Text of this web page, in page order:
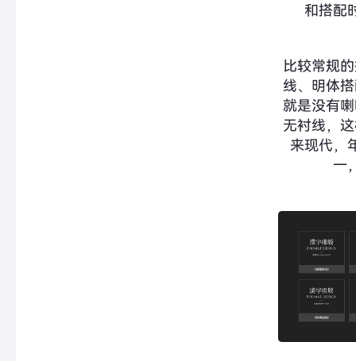
和搭配
比较常规
线、明体
就是没有
无衬线，
来现代，
一